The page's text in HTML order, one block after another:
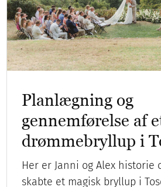
Planlægning og
gennemførelse af
drømmebryllup i
Her er Janni og Alex historie
skabte et magisk bryllup i